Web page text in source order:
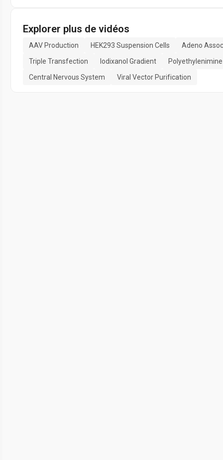
Explorer plus de vidéos
AAV Production HEK293 Suspension Cells
Adeno
Triple Transfection
Iodixanol Gradient
Central Nervous System
Viral Vector Purification